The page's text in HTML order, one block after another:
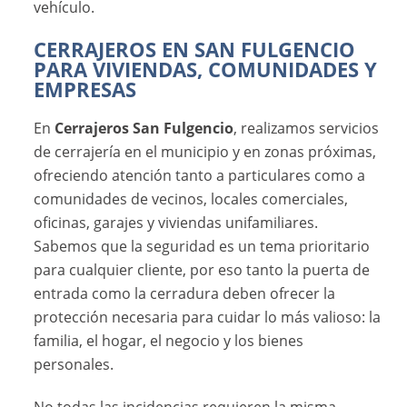
vehículo.
CERRAJEROS EN SAN FULGENCIO
PARA VIVIENDAS, COMUNIDADES Y
EMPRESAS
En Cerrajeros San Fulgencio, realizamos servicios
de cerrajería en el municipio y en zonas próximas,
ofreciendo atención tanto a particulares como a
comunidades de vecinos, locales comerciales,
oficinas, garajes y viviendas unifamiliares.
Sabemos que la seguridad es un tema prioritario
para cualquier cliente, por eso tanto la puerta de
entrada como la cerradura deben ofrecer la
protección necesaria para cuidar lo más valioso: la
familia, el hogar, el negocio y los bienes
personales.